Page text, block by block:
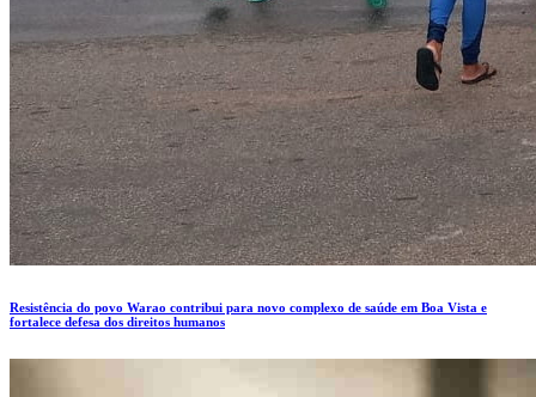
Resistência do povo Warao contribui para novo complexo de saúde em Boa Vista e
fortalece defesa dos direitos humanos